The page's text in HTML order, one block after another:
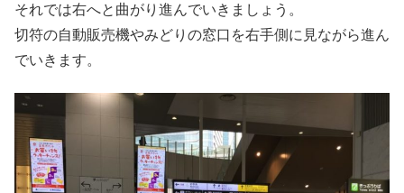
それでは右へと曲がり進んでいきましょう。
切符の自動販売機やみどりの窓口を右手側に見ながら進ん
でいきます。